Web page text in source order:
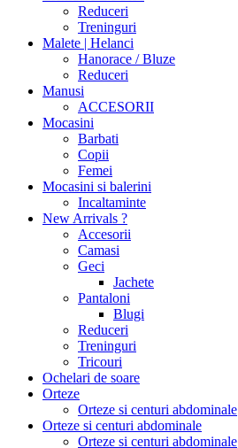
Reduceri
Treninguri
Malete | Helanci
Hanorace / Bluze
Reduceri
Manusi
ACCESORII
Mocasini
Barbati
Copii
Femei
Mocasini si balerini
Incaltaminte
New Arrivals ?
Accesorii
Camasi
Geci
Jachete
Pantaloni
Blugi
Reduceri
Treninguri
Tricouri
Ochelari de soare
Orteze
Orteze si centuri abdominale
Orteze si centuri abdominale
Orteze si centuri abdominale